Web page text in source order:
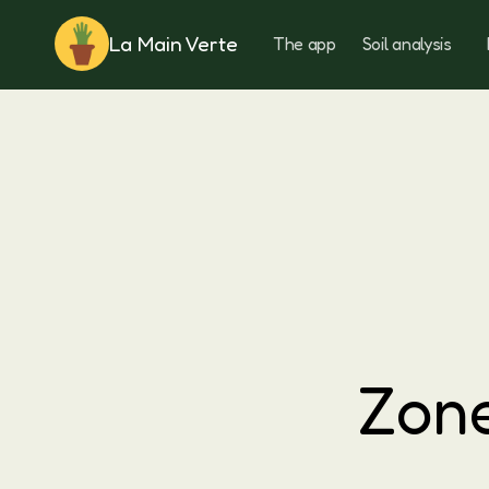
La Main Verte The app Soil analysis
Rotation